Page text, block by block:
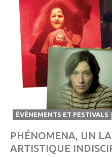
ÉVÉNEMENTS ET FESTIVALS
PHÉNOMENA, UN
ARTISTIQUE